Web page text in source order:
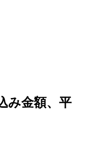
み金額、平